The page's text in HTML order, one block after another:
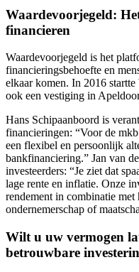
Waardevoorjegeld:
financieren
Waardevoorjegeld is het
financieringsbehoefte en
elkaar komen. In 2016
ook een vestiging in
Hans Schipaanboord is
financieringen: “Voor de
een flexibel en persoonlijk
bankfinanciering.” Jan van
investeerders: “Je ziet dat
lage rente en inflatie. Onze
rendement in combinatie met
ondernemerschap of
Wilt u uw vermogen
betrouwbare